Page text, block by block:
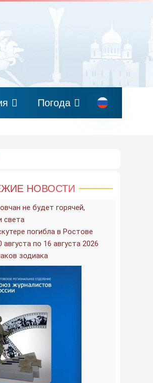
Погода
НОВОСТИ
не будет горячей,
света
погибла в Ростове
августа по 16 августа 2026
зодиака